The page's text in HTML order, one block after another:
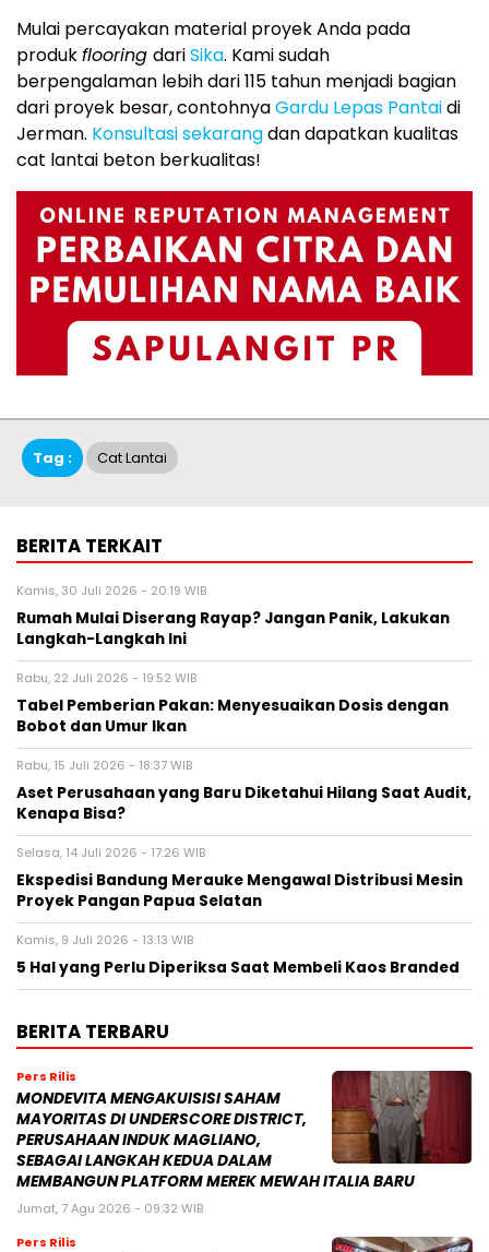
Mulai percayakan material proyek Anda pada
produkflooring dariSika. Kami sudah
berpengalaman lebih dari 115 tahun menjadi bagian
dari proyek besar, contohnyaGardu Lepas Pantaidi
Jerman. Konsultasi sekarangdan dapatkan kualitas
cat lantai beton berkualitas!
Tag : Cat Lantai
BERITA TERKAIT
Kamis, 30 Juli 2026 - 20:19 WIB
Rumah Mulai Diserang Rayap? Jangan Panik, Lakukan
Langkah-Langkah Ini
Rabu, 22 Juli 2026 - 19:52 WIB
Tabel Pemberian Pakan: Menyesuaikan Dosis dengan
Bobot dan Umur Ikan
Rabu, 15 Juli 2026 - 18:37 WIB
Aset Perusahaan yang Baru Diketahui Hilang Saat Audit,
Kenapa Bisa?
Selasa, 14 Juli 2026 - 17:26 WIB
Ekspedisi Bandung Merauke Mengawal Distribusi Mesin
Proyek Pangan Papua Selatan
Kamis, 9 Juli 2026 - 13:13 WIB
5 Hal yang Perlu Diperiksa Saat Membeli Kaos Branded
BERITA TERBARU
Pers Rilis
MONDEVITA MENGAKUISISI SAHAM
MAYORITAS DI UNDERSCORE DISTRICT,
PERUSAHAAN INDUK MAGLIANO,
SEBAGAI LANGKAH KEDUA DALAM
MEMBANGUN PLATFORM MEREK MEWAH ITALIA BARU
Jumat, 7 Agu 2026 - 09:32 WIB
Pers Rilis